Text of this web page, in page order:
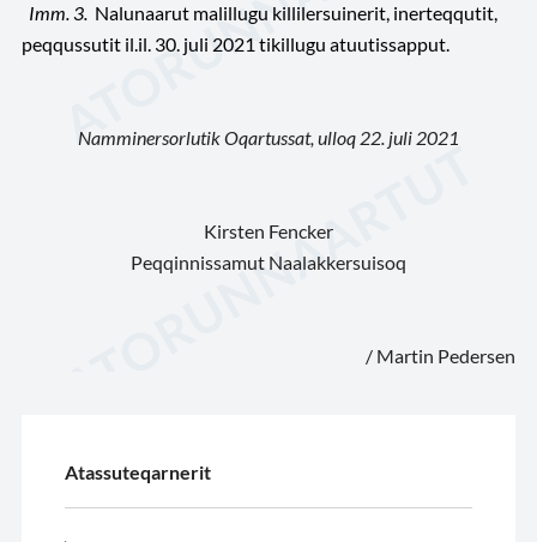
Imm. 3. Nalunaarut malillugu killilersuinerit, inerteqqutit,
peqqussutit il.il. 30. juli 2021 tikillugu atuutissapput.
Namminersorlutik Oqartussat, ulloq 22. juli 2021
Kirsten Fencker
Peqqinnissamut Naalakkersuisoq
/ Martin Pedersen
Atassuteqarnerit